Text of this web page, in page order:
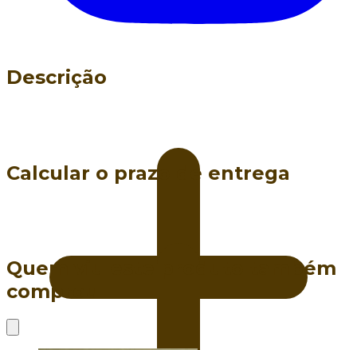
Descrição
Calcular o prazo de entrega
Quem viu este produto também
comprou